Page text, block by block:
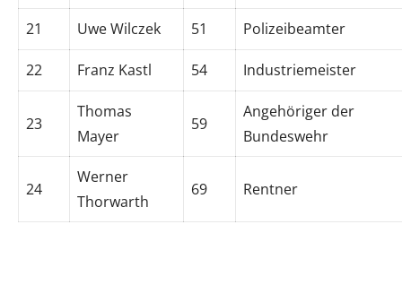
21 Uwe Wilczek 51 Polizeibeamter
22 Franz Kastl 54 Industriemeister
23
Thomas
Mayer
59
Angehöriger der
Bundeswehr
24
Werner
Thorwarth
69 Rentner